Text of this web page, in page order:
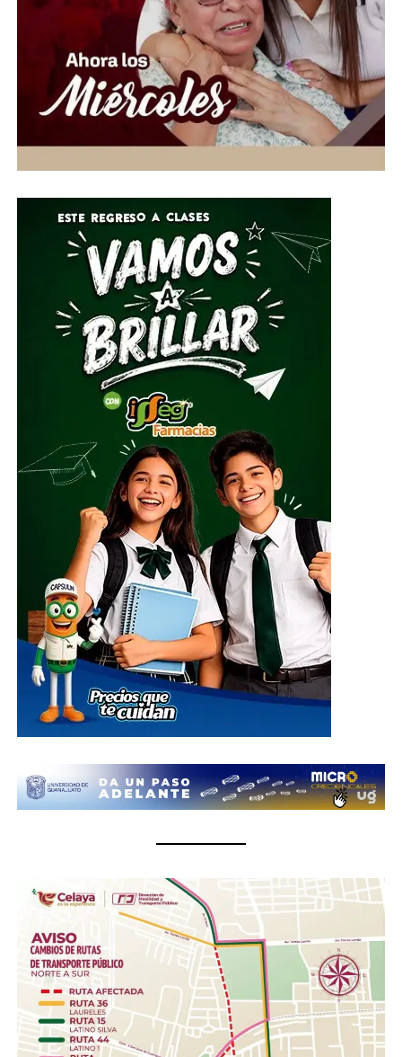
anteriores había rechazado cualquier participación en
actividades ilícitas y aseguró que las operaciones de la
empresa se realizaban conforme a la ley.
Ahora será un juez quien determine su situación jurídica
conforme avance el proceso. Mientras tanto, la FGR
señaló que esta investigación continúa abierta y que
podrían ejecutarse más órdenes de aprehensión contra
contrabando de combustible.